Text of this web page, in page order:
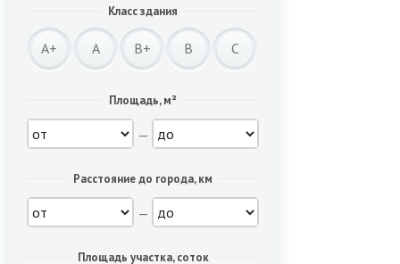
Класс здания
A+ A B+ B C
Площадь, м²
—
Расстояние до города, км
—
Площадь участка, соток